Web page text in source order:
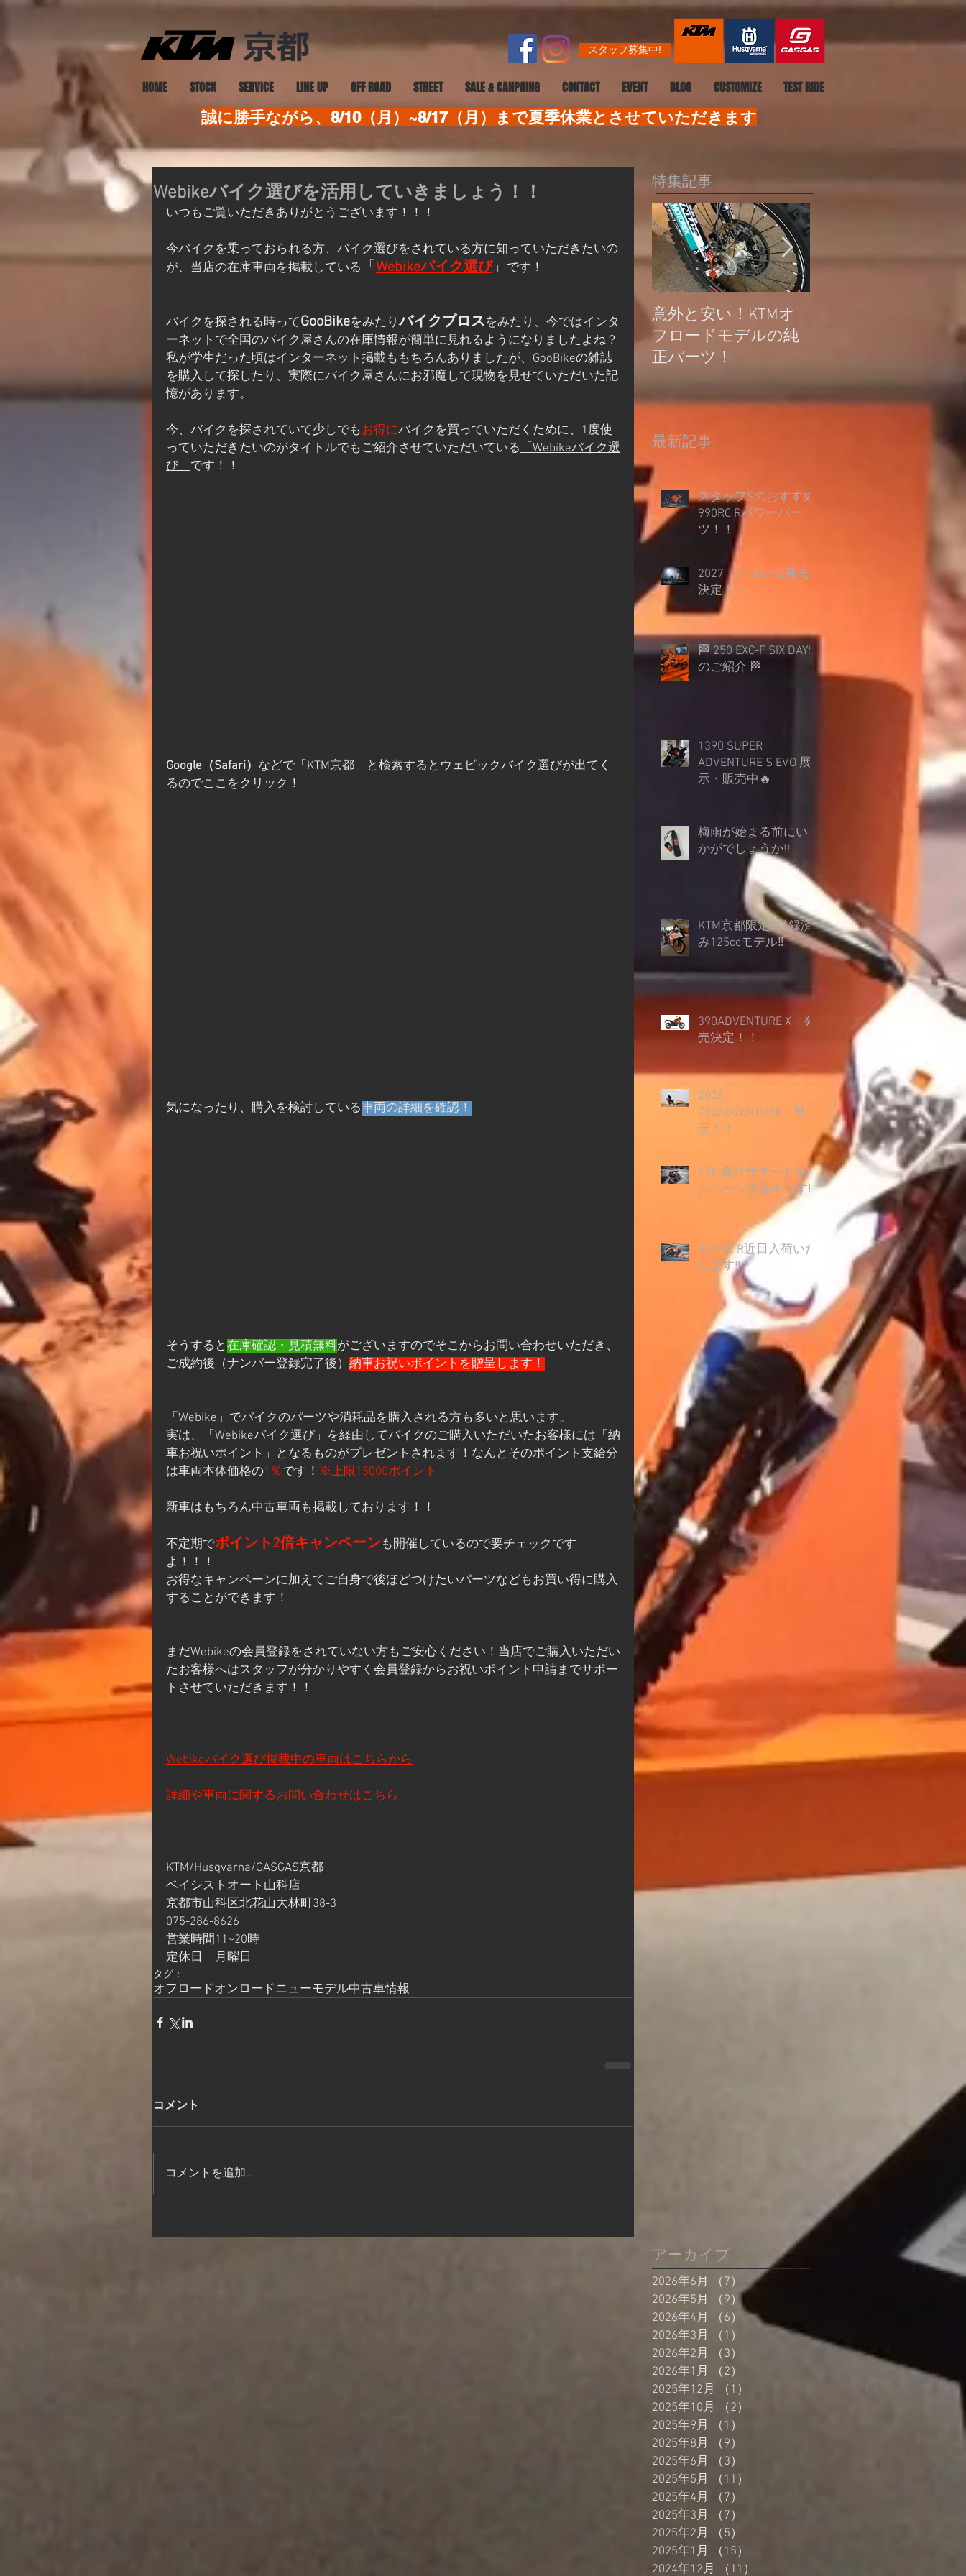
スタッフ募集中!
HOME STOCK SERVICE LINE UP OFF ROAD STREET SALE & CANPAING CONTACT EVENT BLOG CUSTOMIZE TEST RIDE
誠に勝手ながら、8/10（月）~8/17（月）まで夏季休業とさせていただきます
Webikeバイク選びを活用していきましょう！！
いつもご覧いただきありがとうございます！！！
今バイクを乗っておられる方、バイク選びをされている方に知っていただきたいの
が、当店の在庫車両を掲載している
「 Webikeバイク選び」 です！
バイクを探される時ってGooBikeをみたりバイクブロスをみたり、今ではインタ
ーネットで全国のバイク屋さんの在庫情報が簡単に見れるようになりましたよね？
私が学生だった頃はインターネット掲載ももちろんありましたが、GooBikeの雑誌
を購入して探したり、実際にバイク屋さんにお邪魔して現物を見せていただいた記
憶があります。
今、バイクを探されていて少しでもお得にバイクを買っていただくために、1度使
っていただきたいのがタイトルでもご紹介させていただいている「Webikeバイク選
び」です！！
Google（Safari） などで「KTM京都」と検索するとウェビックバイク選びが出てく
るのでここをクリック！
気になったり、購入を検討している車両の詳細を確認！
そうすると在庫確認・見積無料がございますのでそこからお問い合わせいただき、
ご成約後（ナンバー登録完了後） 納車お祝いポイントを贈呈します！
「Webike」でバイクのパーツや消耗品を購入される方も多いと思います。
実は、「Webikeバイク選び」を経由してバイクのご購入いただいたお客様には「 納
車お祝いポイント」となるものがプレゼントされます！なんとそのポイント支給分
は車両本体価格の1％です！ ※上限15000ポイント
新車はもちろん中古車両も掲載しております！！
不定期でポイント2倍キャンペーン も開催しているので要チェックです
よ！！！
お得なキャンペーンに加えてご自身で後ほどつけたいパーツなどもお買い得に購入
することができます！
まだWebikeの会員登録をされていない方もご安心ください！当店でご購入いただい
たお客様へはスタッフが分かりやすく会員登録からお祝いポイント申請までサポー
トさせていただきます！！
Webikeバイク選び掲載中の車両はこちらから
詳細や車両に関するお問い合わせはこちら
KTM/Husqvarna/GASGAS京都
ベイシストオート山科店
京都市山科区北花山大林町38-3
075-286-8626
営業時間11~20時
定休日　月曜日
タグ：
オフロードオンロードニューモデル中古車情報
コメント
コメントを追加…
特集記事
意外と安い！KTMオ
フロードモデルの純
正パーツ！
最新記事
スタッフSのおすすめ
990RC Rパワーパー
ツ！！
2027 790DUKE発売
決定！！
🏁 250 EXC-F SIX DAYS
のご紹介 🏁
1390 SUPER
ADVENTURE S EVO 展
示・販売中🔥
梅雨が始まる前にい
かがでしょうか︎!!
KTM京都限定‼登録済
み125ccモデル‼
390ADVENTURE X 発
売決定！！
2026
790ADVENTURE 発
売！！
KTM免許サポートキャ
ンペーン実施中です‼
990 RC R近日入荷いた
します‼
アーカイブ
2026年6月 （7）
7件の記事
2026年5月
（9）
2026年4月
（6）
6件の記事
2026年3月
（1）
1件の記事
2026年2月
（3）
2026年1月
（2）
2025年12月
（1）
2025年10月
（2）
2025年9月
（1）
2025年8月
（9）
2025年6月
（3）
2025年5月
（11）
2025年4月
（7）
2025年3月
（7）
2025年2月
（5）
2025年1月
（15）
2024年12月
（11）